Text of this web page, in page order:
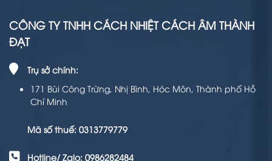
CÔNG TY TNHH CÁCH NHIỆT CÁCH ÂM THÀNH
ĐẠT
Trụ sở chính:
171 Bùi Công Trừng, Nhị Bình, Hóc Môn, Thành phố Hồ
Chí Minh
Mã số thuế: 0313779779
Hotline/ Zalo: 0986282484